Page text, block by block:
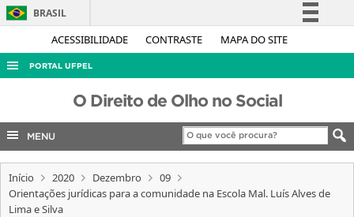
ACESSIBILIDADE CONTRASTE MAPA DO SITE
BRASIL
Simplifique!
Acesso à informação
Legislação
PORTAL UFPEL
ACESSO À INFORMAÇÃO
CONCURSOS
EDITAIS
O Direito de Olho no Social
MENU
Início 2020 Dezembro
09
Orientações jurídicas para a comunidade na Escola Mal. Luís Alves de
Lima e Silva